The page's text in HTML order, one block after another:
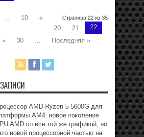
Страница 22 из 35
... 10
«
20
21
22
» 30 ... Последняя »
AMD Ryzen 5 5600G для
АМ4: новое поколение
AMD со все той же графикой, но
новой процессорной частью на